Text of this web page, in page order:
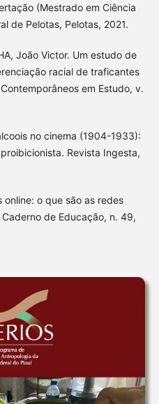
(Mestrado em Ciência
de Pelotas, Pelotas, 2021.
João Victor. Um estudo de
racial de traficantes
em Estudo, v.
no cinema (1904-1933):
Revista Ingesta,
online: o que são as redes
de Educação, n. 49,